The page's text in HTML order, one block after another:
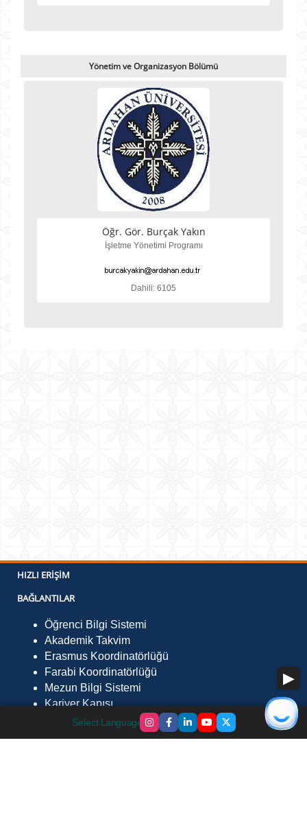
Yönetim ve Organizasyon Bölümü
Öğr. Gör. Burçak Yakın
İşletme Yönetimi Programı
Dahili: 6105
Select Language ▼
HIZLI ERIŞIM
BAĞLANTILAR
Öğrenci Bilgi Sistemi
Akademik Takvim
Erasmus Koordinatörlüğü
Farabi Koordinatörlüğü
Mezun Bilgi Sistemi
Kariyer Kapısı